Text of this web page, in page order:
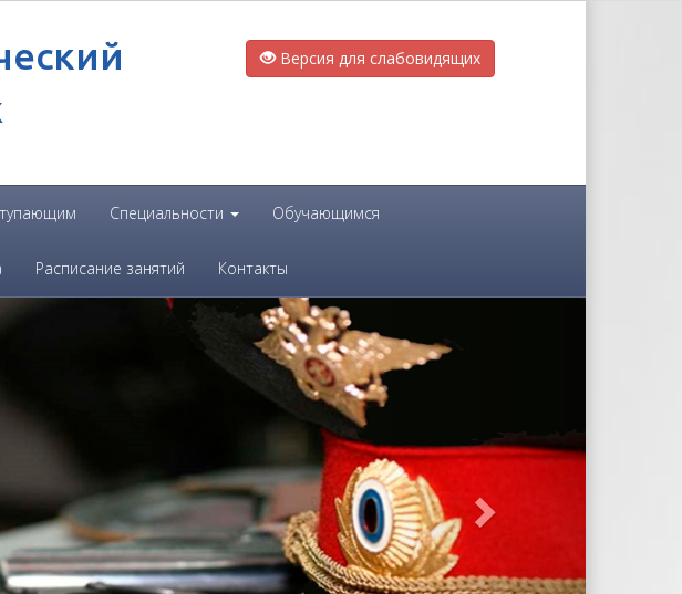
Версия для слабовидящих
Специальности Обучающимся
Расписание занятий Контакты